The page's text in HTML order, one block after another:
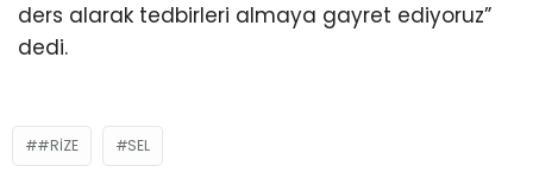
ders alarak tedbirleri almaya gayret ediyoruz”
dedi.
#RIZE SEL